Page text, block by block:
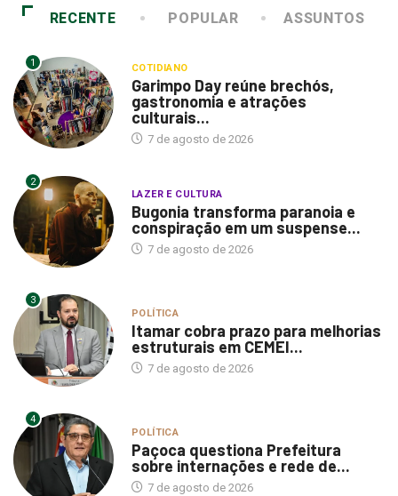
RECENTE POPULAR ASSUNTOS
1 COTIDIANO
Garimpo Day reúne brechós,
gastronomia e atrações
culturais...
7 de agosto de 2026
2
LAZER E CULTURA
Bugonia transforma paranoia e
conspiração em um suspense...
7 de agosto de 2026
3
POLÍTICA
Itamar cobra prazo para melhorias
estruturais em CEMEI...
7 de agosto de 2026
4
POLÍTICA
Paçoca questiona Prefeitura
sobre internações e rede de...
7 de agosto de 2026